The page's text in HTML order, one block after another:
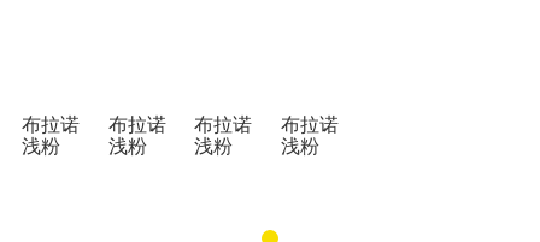
布拉诺
浅粉
布拉诺
浅粉
布拉诺
浅粉
布拉诺
浅粉